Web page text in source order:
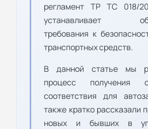
регламент ТР ТС 018/
устанавливает
требования к
транспортных средств.
В данной статье мы
процесс получения
соответствия для
также кратко рассказали
новых и бывших в